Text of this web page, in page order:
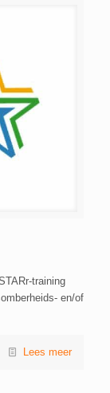
training
en/of
Lees meer